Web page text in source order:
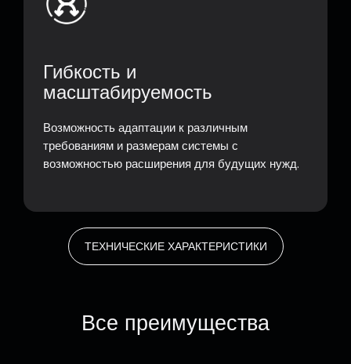
Гибкость и
масштабируемость
Возможность адаптации к различным
требованиям и размерам системы с
возможностью расширения для будущих нужд.
ТЕХНИЧЕСКИЕ ХАРАКТЕРИСТИКИ
Все преимущества